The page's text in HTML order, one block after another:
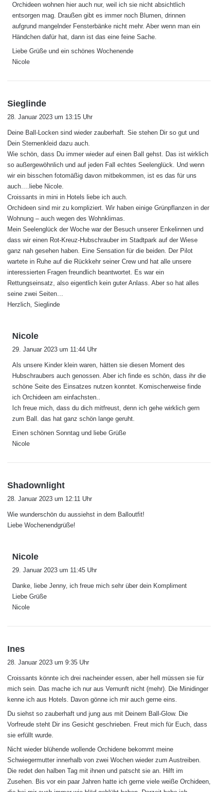
Orchideen wohnen hier auch nur, weil ich sie nicht absichtlich
entsorgen mag. Draußen gibt es immer noch Blumen, drinnen
aufgrund mangelnder Fensterbänke nicht mehr. Aber wenn man ein
Händchen dafür hat, dann ist das eine feine Sache.
Liebe Grüße und ein schönes Wochenende
Nicole
Sieglinde
t
:
28. Januar 2023 um 13:15 Uhr
Deine Ball-Locken sind wieder zauberhaft. Sie stehen Dir so gut und
Dein Sternenkleid dazu auch.
Wie schön, dass Du immer wieder auf einen Ball gehst. Das ist wirklich
so außergewöhnlich und auf jeden Fall echtes Seelenglück. Und wenn
wir ein bisschen fotomäßig davon mitbekommen, ist es das für uns
auch….liebe Nicole.
Croissants in mini in Hotels liebe ich auch.
Orchideen sind mir zu kompliziert. Wir haben einige Grünpflanzen in der
Wohnung – auch wegen des Wohnklimas.
Mein Seelenglück der Woche war der Besuch unserer Enkelinnen und
dass wir einen Rot-Kreuz-Hubschrauber im Stadtpark auf der Wiese
ganz nah gesehen haben. Eine Sensation für die beiden. Der Pilot
wartete in Ruhe auf die Rückkehr seiner Crew und hat alle unsere
interessierten Fragen freundlich beantwortet. Es war ein
Rettungseinsatz, also eigentlich kein guter Anlass. Aber so hat alles
seine zwei Seiten…
Herzlich, Sieglinde
Nicole
t
:
29. Januar 2023 um 11:44 Uhr
Als unsere Kinder klein waren, hätten sie diesen Moment des
Hubschraubers auch genossen. Aber ich finde es schön, dass ihr die
schöne Seite des Einsatzes nutzen konntet. Komischerweise finde
ich Orchideen am einfachsten..
Ich freue mich, dass du dich mitfreust, denn ich gehe wirklich gern
zum Ball. das hat ganz schön lange geruht.
Einen schönen Sonntag und liebe Grüße
Nicole
Shadownlight
t
:
28. Januar 2023 um 12:11 Uhr
Wie wunderschön du aussiehst in dem Balloutfit!
Liebe Wochenendgrüße!
Nicole
t
:
29. Januar 2023 um 11:45 Uhr
Danke, liebe Jenny, ich freue mich sehr über dein Kompliment
Liebe Grüße
Nicole
Ines
t
:
28. Januar 2023 um 9:35 Uhr
Croissants könnte ich drei nacheinder essen, aber hell müssen sie für
mich sein. Das mache ich nur aus Vernunft nicht (mehr). Die Minidinger
kenne ich aus Hotels. Davon gönne ich mir auch gerne eins.
Du siehst so zauberhaft und jung aus mit Deinem Ball-Glow. Die
Vorfreude steht Dir ins Gesicht geschrieben. Freut mich für Euch, dass
sie erfüllt wurde.
Nicht wieder blühende wollende Orchidene bekommt meine
Schwiegermutter innerhalb von zwei Wochen wieder zum Austreiben.
Die redet den halben Tag mit ihnen und patscht sie an. Hilft im
Zusehen. Bis vor ein paar Jahren hatte ich gerne viele weiße Orchideen,